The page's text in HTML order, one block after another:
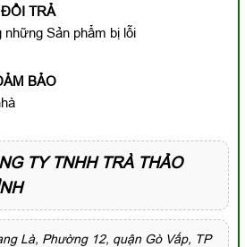
TRẢ
những Sản phẩm bị lỗi
BẢO
TY TNHH TRÀ THẢO
Là, Phường 12, quận Gò Vấp, TP